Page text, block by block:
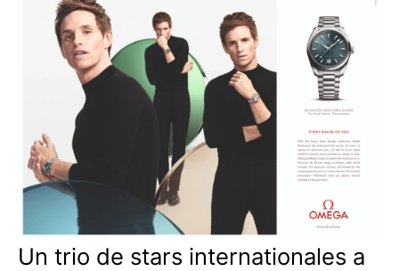
Un trio de stars internationales a